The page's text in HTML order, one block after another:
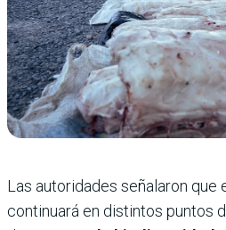
Las autoridades señalaron
continuará en distintos puntos